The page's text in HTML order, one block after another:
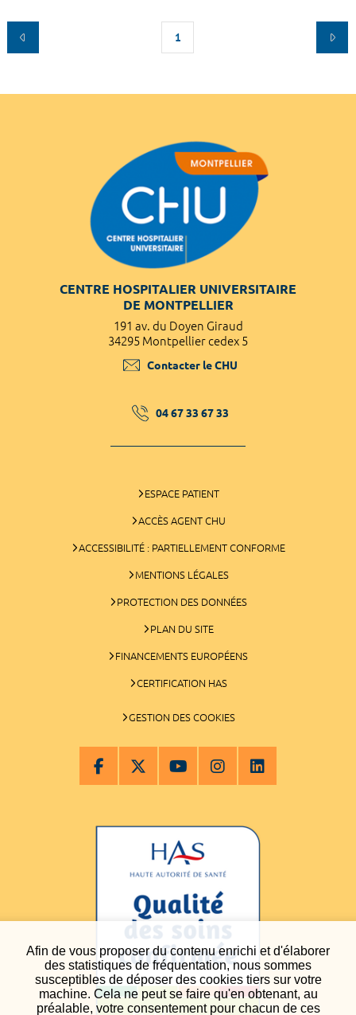
Afin de vous proposer du contenu enrichi et d'élaborer
des statistiques de fréquentation, nous sommes
susceptibles de déposer des cookies tiers sur votre
machine. Cela ne peut se faire qu'en obtenant, au
préalable, votre consentement pour chacun de ces
1
CENTRE HOSPITALIER UNIVERSITAIRE
DE MONTPELLIER
191 av. du Doyen Giraud
34295 Montpellier cedex 5
Contacter le CHU
04 67 33 67 33
ESPACE PATIENT
ACCÈS AGENT CHU
ACCESSIBILITÉ : PARTIELLEMENT CONFORME
MENTIONS LÉGALES
PROTECTION DES DONNÉES
PLAN DU SITE
FINANCEMENTS EUROPÉENS
CERTIFICATION HAS
GESTION DES COOKIES